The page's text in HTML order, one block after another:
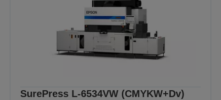
SurePress L-6534VW (CMYKW+Dv)